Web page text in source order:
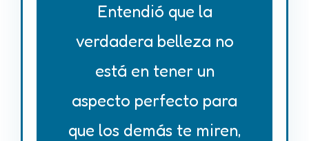
Entendió que la
verdadera belleza no
está en tener un
aspecto perfecto para
que los demás te miren,